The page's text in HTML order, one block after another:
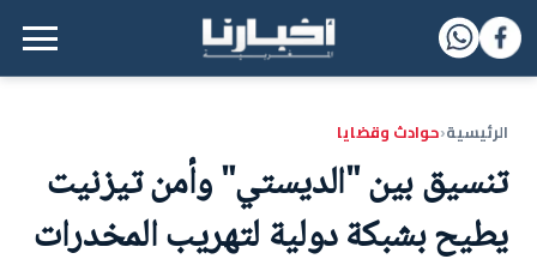
القائمة الرئيسية
الرئيسية‹حوادث وقضايا
تنسيق بين "الديستي" وأمن تيزنيت
يطيح بشبكة دولية لتهريب المخدرات